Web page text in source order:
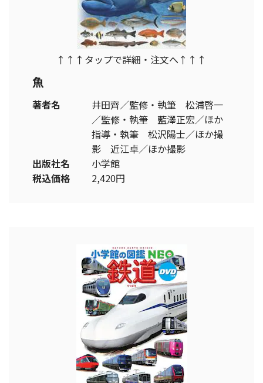
↑↑↑タップで詳細・注文へ↑↑↑
魚
著者名
井田齊／監修・執筆 松浦啓一
／監修・執筆 藍澤正宏／ほか
指導・執筆 松沢陽士／ほか撮
影 近江卓／ほか撮影
出版社名
小学館
税込価格
2,420円